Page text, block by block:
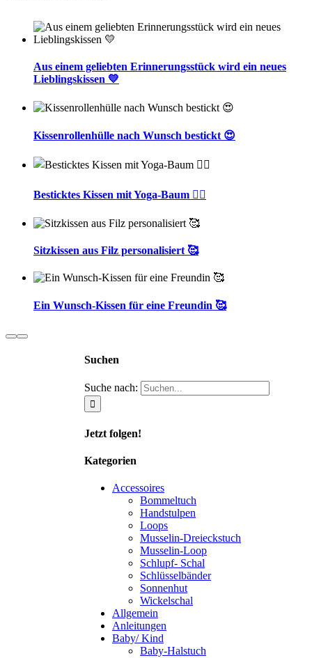
Aus einem geliebten Erinnerungsstück wird ein neues
Lieblingskissen 💛
Kissenrollenhülle nach Wunsch bestickt 😍
Besticktes Kissen mit Yoga-Baum 🧘‍♀️
Sitzkissen aus Filz personalisiert 🥰
Ein Wunsch-Kissen für eine Freundin 🥰
Suchen
Suche nach:
Jetzt folgen!
Kategorien
Accessoires
Bommeltuch
Handstulpen
Loops
Musselin-Dreieckstuch
Musselin-Loop
Schlupf- Schal
Schlüsselbänder
Sonnenhut
Wickelschal
Allgemein
Anleitungen
Baby/ Kind
Baby-Halstuch